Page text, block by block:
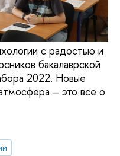
с радостью и
бакалаврской
2022. Новые
– это все о